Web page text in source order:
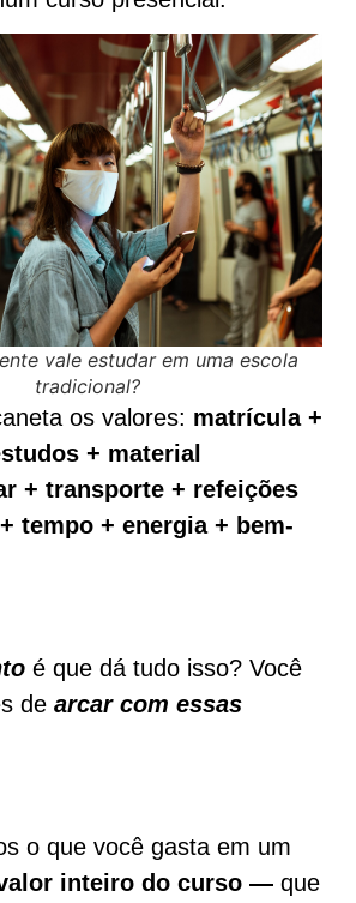
vale estudar em uma escola
tradicional?
os valores: matrícula +
+ material
+ transporte + refeições
tempo + energia + bem-
é que dá tudo isso? Você
de arcar com essas
o que você gasta em um
inteiro do curso — que